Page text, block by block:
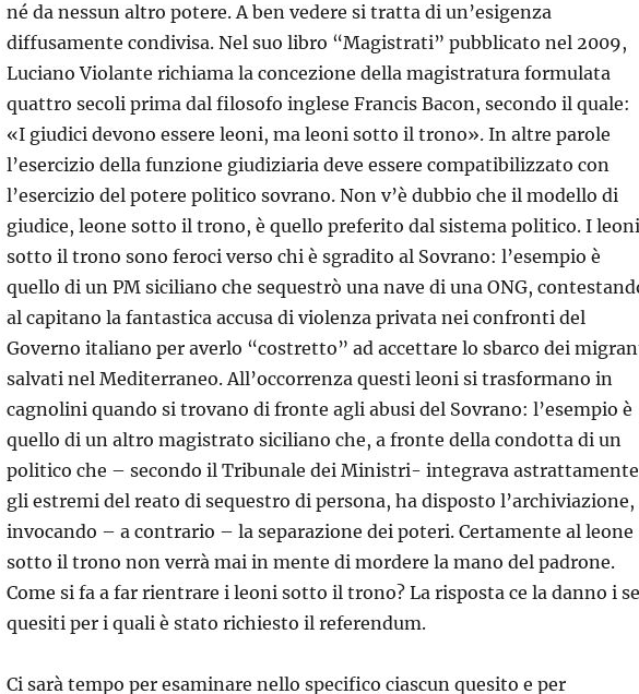
né da nessun altro potere. A ben vedere si tratta di un’esigenza
diffusamente condivisa. Nel suo libro “Magistrati” pubblicato nel 2009,
Luciano Violante richiama la concezione della magistratura formulata
quattro secoli prima dal filosofo inglese Francis Bacon, secondo il quale:
«I giudici devono essere leoni, ma leoni sotto il trono». In altre parole
l’esercizio della funzione giudiziaria deve essere compatibilizzato con
l’esercizio del potere politico sovrano. Non v’è dubbio che il modello di
giudice, leone sotto il trono, è quello preferito dal sistema politico. I leoni
sotto il trono sono feroci verso chi è sgradito al Sovrano: l’esempio è
quello di un PM siciliano che sequestrò una nave di una ONG,
al capitano la fantastica accusa di violenza privata nei confronti del
Governo italiano per averlo “costretto” ad accettare lo sbarco dei
salvati nel Mediterraneo. All’occorrenza questi leoni si trasformano in
cagnolini quando si trovano di fronte agli abusi del Sovrano: l’esempio è
quello di un altro magistrato siciliano che, a fronte della condotta di un
politico che – secondo il Tribunale dei Ministri- integrava astrattamente
gli estremi del reato di sequestro di persona, ha disposto l’archiviazione,
invocando – a contrario – la separazione dei poteri. Certamente al leone
sotto il trono non verrà mai in mente di mordere la mano del padrone.
Come si fa a far rientrare i leoni sotto il trono? La risposta ce la danno i
quesiti per i quali è stato richiesto il referendum.
Ci sarà tempo per esaminare nello specifico ciascun quesito e per